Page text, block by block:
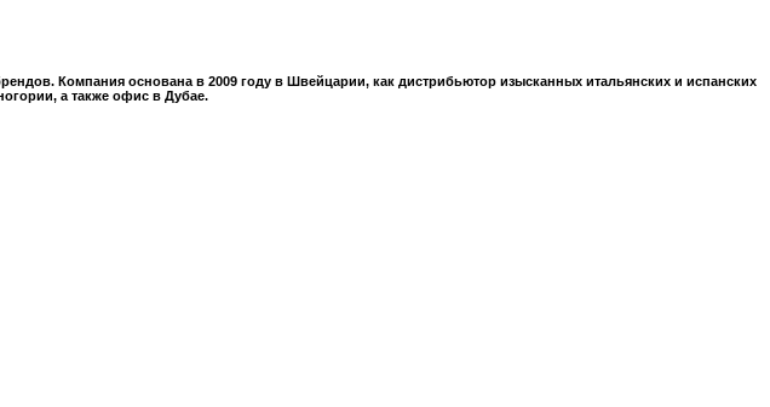
Компания основана в 2009 году в Швейцарии, как дистрибьютор изысканных итальянских и испанских
а также офис в Дубае.